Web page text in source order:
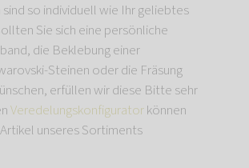
sind so individuell wie Ihr geliebtes
Sie sich eine persönliche
die Beklebung einer
Steinen oder die Fräsung
erfüllen wir diese Bitte sehr
Veredelungskonfiguratorkönnen
unseres Sortiments